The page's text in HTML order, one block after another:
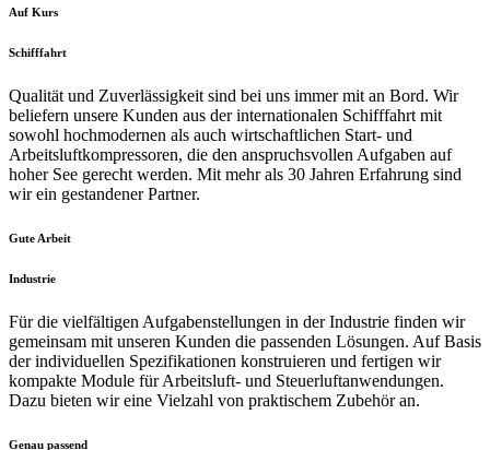
Auf Kurs
Schifffahrt
Qualität und Zuverlässigkeit sind bei uns immer mit an Bord. Wir
beliefern unsere Kunden aus der internationalen Schifffahrt mit
sowohl hochmodernen als auch wirtschaftlichen Start- und
Arbeitsluftkompressoren, die den anspruchsvollen Aufgaben auf
hoher See gerecht werden. Mit mehr als 30 Jahren Erfahrung sind
wir ein gestandener Partner.
Gute Arbeit
Industrie
Für die vielfältigen Aufgabenstellungen in der Industrie finden wir
gemeinsam mit unseren Kunden die passenden Lösungen. Auf Basis
der individuellen Spezifikationen konstruieren und fertigen wir
kompakte Module für Arbeitsluft- und Steuerluftanwendungen.
Dazu bieten wir eine Vielzahl von praktischem Zubehör an.
Genau passend